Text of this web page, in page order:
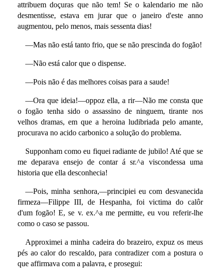
attribuem doçuras que não tem! Se o kalendario me não
desmentisse, estava em jurar que o janeiro d'este anno
augmentou, pelo menos, mais sessenta dias!
—Mas não está tanto frio, que se não prescinda do fogão!
—Não está calor que o dispense.
—Pois não é das melhores coisas para a saude!
—Ora que ideia!—oppoz ella, a rir—Não me consta que
o fogão tenha sido o assassino de ninguem, tirante nos
velhos dramas, em que a heroina ludibriada pelo amante,
procurava no acido carbonico a solução do problema.
Supponham como eu fiquei radiante de jubilo! Até que se
me deparava ensejo de contar á sr.^a viscondessa uma
historia que ella desconhecia!
—Pois, minha senhora,—principiei eu com desvanecida
firmeza—Filippe III, de Hespanha, foi victima do calôr
d'um fogão! E, se v. ex.^a me permitte, eu vou referir-lhe
como o caso se passou.
Approximei a minha cadeira do brazeiro, expuz os meus
pés ao calor do rescaldo, para contradizer com a postura o
que affirmava com a palavra, e prosegui: